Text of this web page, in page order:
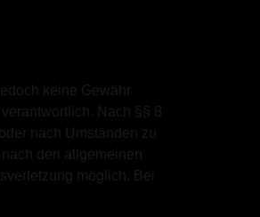
keine Gewähr
Nach §§ 8
nach Umständen zu
den allgemeinen
möglich. Bei